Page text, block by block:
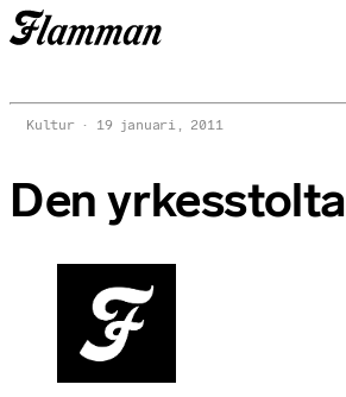
Kultur 19 januari, 2011
Den yrkesstolta